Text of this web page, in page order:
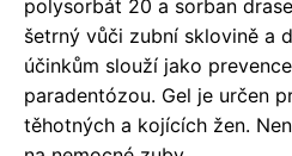
polysorbát 20 a sorban
šetrný vůči zubní sklovině a
účinkům slouží jako
paradentózou. Gel je určen
těhotných a kojících žen.